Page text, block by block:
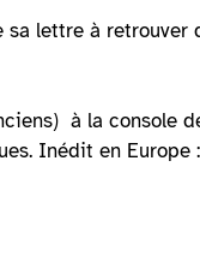
lettre à
à la console
Inédit en